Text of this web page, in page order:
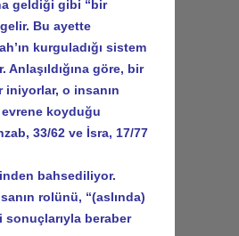
geldiği gibi “bir
Bu ayette
kurguladığı sistem
göre, bir
iniyorlar, o insanın
koyduğu
33/62 ve İsra, 17/77
bahsediliyor.
rolünü, “(aslında)
sonuçlarıyla beraber